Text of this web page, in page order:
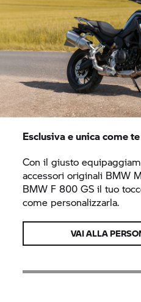
Esclusiva e unica come te
Con il giusto
accessori originali BMW
BMW F 800 GS il tuo
come personalizzarla.
VAI ALLA